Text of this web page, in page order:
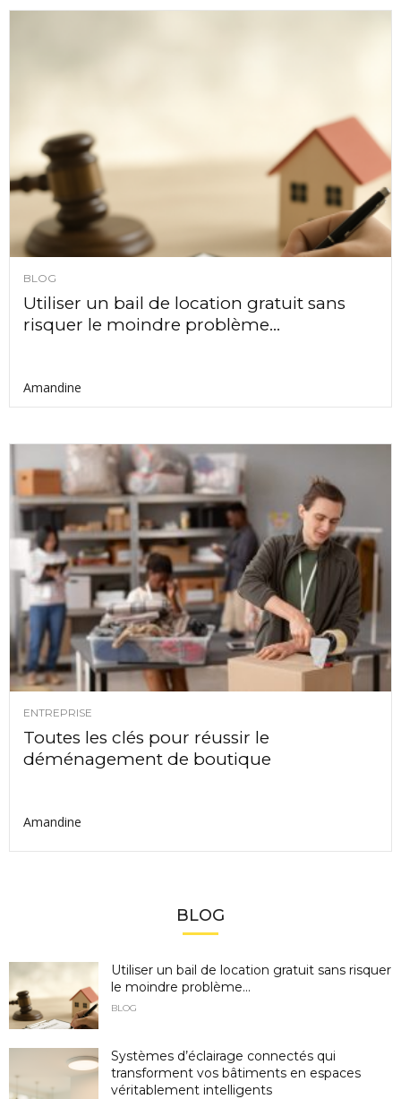
BLOG
Utiliser un bail de location gratuit sans
risquer le moindre problème...
Amandine
ENTREPRISE
Toutes les clés pour réussir le
déménagement de boutique
Amandine
BLOG
Utiliser un bail de location gratuit sans risquer
le moindre problème...
BLOG
Systèmes d’éclairage connectés qui
transforment vos bâtiments en espaces
véritablement intelligents